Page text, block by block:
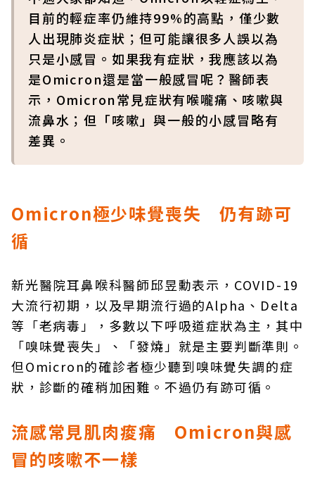
目前的輕症率仍維持99%的高點，僅少數
人出現肺炎症狀；但可能讓很多人誤以為
只是小感冒。如果我有症狀，我應該以為
是Omicron還是當一般感冒呢？醫師表
示，Omicron常見症狀有喉嚨痛、咳嗽與
流鼻水；但「咳嗽」與一般的小感冒略有
差異。
Omicron極少味覺喪失 仍有跡可
循
新光醫院耳鼻喉科醫師邱昱勳表示，COVID-19
大流行初期，以及早期流行過的Alpha、Delta
等「老病毒」，多數以下呼吸道症狀為主，其中
「嗅味覺喪失」、「發燒」就是主要判斷準則。
但Omicron的確診者極少聽到嗅味覺失調的症
狀，診斷的確稍加困難。不過仍有跡可循。
流感常見肌肉痠痛 Omicron與感
冒的咳嗽不一樣